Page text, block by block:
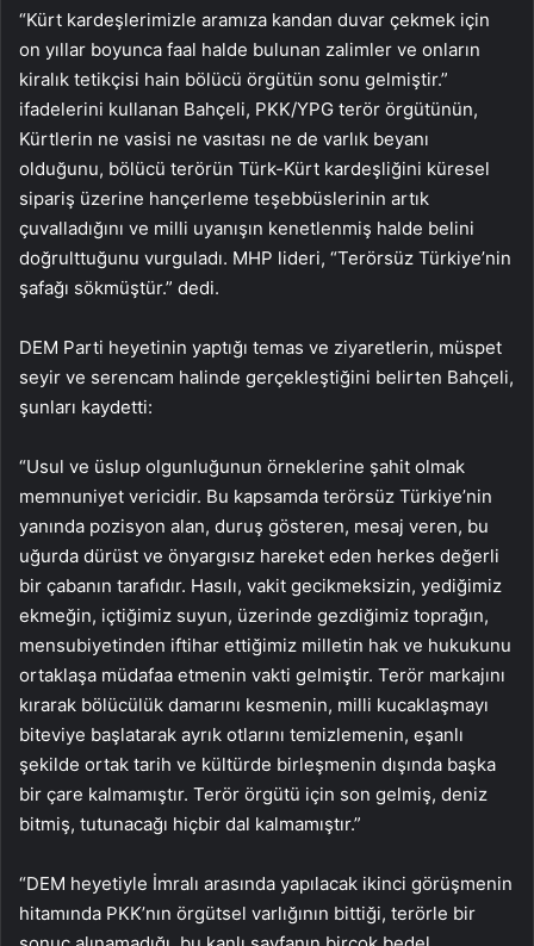
“Kürt kardeşlerimizle aramıza kandan duvar çekmek için
on yıllar boyunca faal halde bulunan zalimler ve onların
kiralık tetikçisi hain bölücü örgütün sonu gelmiştir.”
ifadelerini kullanan Bahçeli, PKK/YPG terör örgütünün,
Kürtlerin ne vasisi ne vasıtası ne de varlık beyanı
olduğunu, bölücü terörün Türk-Kürt kardeşliğini küresel
sipariş üzerine hançerleme teşebbüslerinin artık
çuvalladığını ve milli uyanışın kenetlenmiş halde belini
doğrulttuğunu vurguladı. MHP lideri, “Terörsüz Türkiye’nin
şafağı sökmüştür.” dedi.
DEM Parti heyetinin yaptığı temas ve ziyaretlerin, müspet
seyir ve serencam halinde gerçekleştiğini belirten Bahçeli,
şunları kaydetti:
“Usul ve üslup olgunluğunun örneklerine şahit olmak
memnuniyet vericidir. Bu kapsamda terörsüz Türkiye’nin
yanında pozisyon alan, duruş gösteren, mesaj veren, bu
uğurda dürüst ve önyargısız hareket eden herkes değerli
bir çabanın tarafıdır. Hasılı, vakit gecikmeksizin, yediğimiz
ekmeğin, içtiğimiz suyun, üzerinde gezdiğimiz toprağın,
mensubiyetinden iftihar ettiğimiz milletin hak ve hukukunu
ortaklaşa müdafaa etmenin vakti gelmiştir. Terör markajını
kırarak bölücülük damarını kesmenin, milli kucaklaşmayı
biteviye başlatarak ayrık otlarını temizlemenin, eşanlı
şekilde ortak tarih ve kültürde birleşmenin dışında başka
bir çare kalmamıştır. Terör örgütü için son gelmiş, deniz
bitmiş, tutunacağı hiçbir dal kalmamıştır.”
“DEM heyetiyle İmralı arasında yapılacak ikinci görüşmenin
hitamında PKK’nın örgütsel varlığının bittiği, terörle bir